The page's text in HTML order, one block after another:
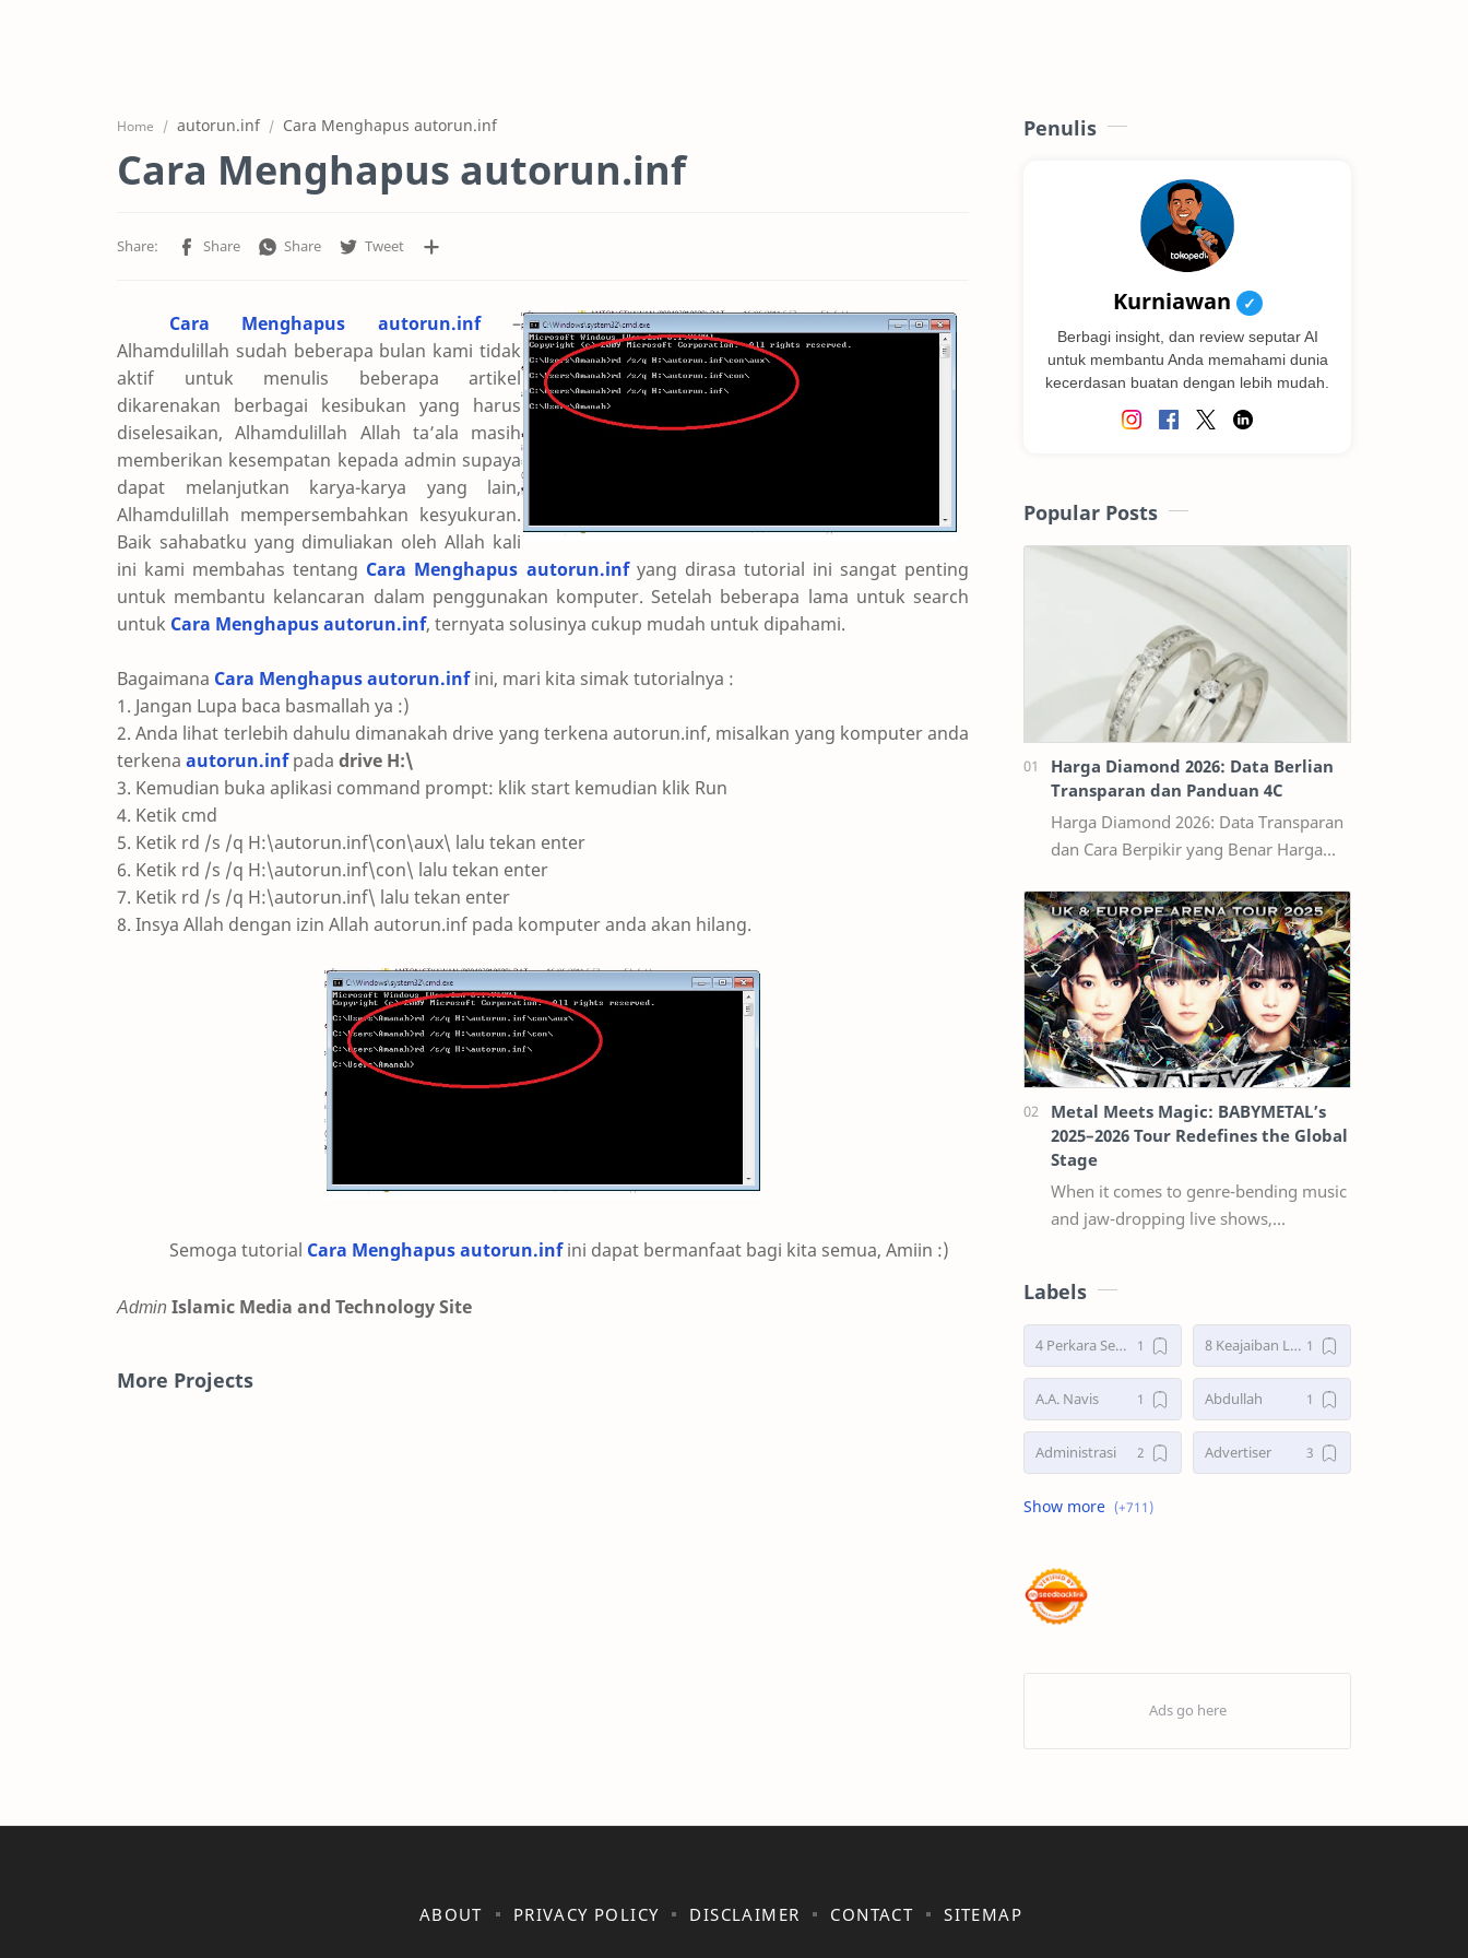
Home autorun.inf Cara Menghapus autorun.inf
Cara Menghapus autorun.inf
Cara Menghapus autorun.inf–
Alhamdulillah sudah beberapa bulan kami tidak
aktif untuk menulis beberapa artikel
dikarenakan berbagai kesibukan yang harus
diselesaikan, Alhamdulillah Allah ta’ala masih
memberikan kesempatan kepada admin supaya
dapat melanjutkan karya-karya yang lain,
Alhamdulillah mempersembahkan kesyukuran.
Baik sahabatku yang dimuliakan oleh Allah kali
ini kami membahas tentang Cara Menghapus autorun.infyang dirasa tutorial ini sangat penting
untuk membantu kelancaran dalam penggunakan komputer. Setelah beberapa lama untuk search
untuk Cara Menghapus autorun.inf, ternyata solusinya cukup mudah untuk dipahami.
Bagaimana Cara Menghapus autorun.infini, mari kita simak tutorialnya :
1. Jangan Lupa baca basmallah ya :)
2. Anda lihat terlebih dahulu dimanakah drive yang terkena autorun.inf, misalkan yang komputer anda
terkena autorun.infpada drive H:\
3. Kemudian buka aplikasi command prompt: klik start kemudian klik Run
4. Ketik cmd
5. Ketik rd /s /q H:\autorun.inf\con\aux\ lalu tekan enter
6. Ketik rd /s /q H:\autorun.inf\con\ lalu tekan enter
7. Ketik rd /s /q H:\autorun.inf\ lalu tekan enter
8. Insya Allah dengan izin Allah autorun.inf pada komputer anda akan hilang.
Semoga tutorial Cara Menghapus autorun.infini dapat bermanfaat bagi kita semua, Amiin :)
Admin Islamic Media and Technology Site
More Projects
Penulis
Kurniawan ✓
Berbagi insight, dan review seputar AI
untuk membantu Anda memahami dunia
kecerdasan buatan dengan lebih mudah.
Popular Posts
Harga Diamond 2026: Data Berlian
Transparan dan Panduan 4C
Harga Diamond 2026: Data Transparan
dan Cara Berpikir yang Benar Harga
harga bahan bangunan per kilogram.
Dua ber…
Metal Meets Magic: BABYMETAL’s
2025–2026 Tour Redefines the Global
Stage
When it comes to genre-bending music
and jaw-dropping live shows,
2025–2026 w…
Labels
4 Perkara Sebelum Tidur 8 Keajaiban Lebah menurut Al-Qur’an part 2
A.A. Navis Abdullah
Administrasi Advertiser
Advertorial
Akhirat
Al-Islam
Allah Maha Besar Amarah
ABOUT PRIVACY POLICY DISCLAIMER CONTACT SITEMAP